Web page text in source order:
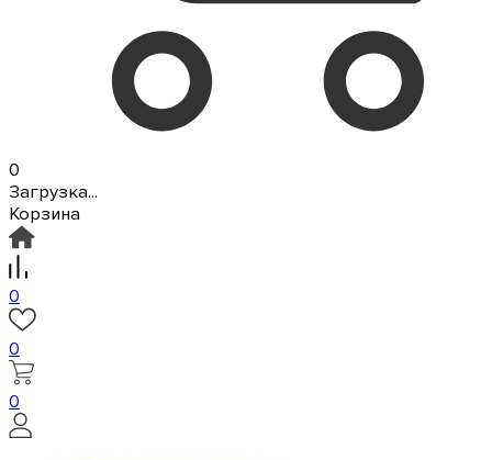
0
Загрузка...
Корзина
0
0
0